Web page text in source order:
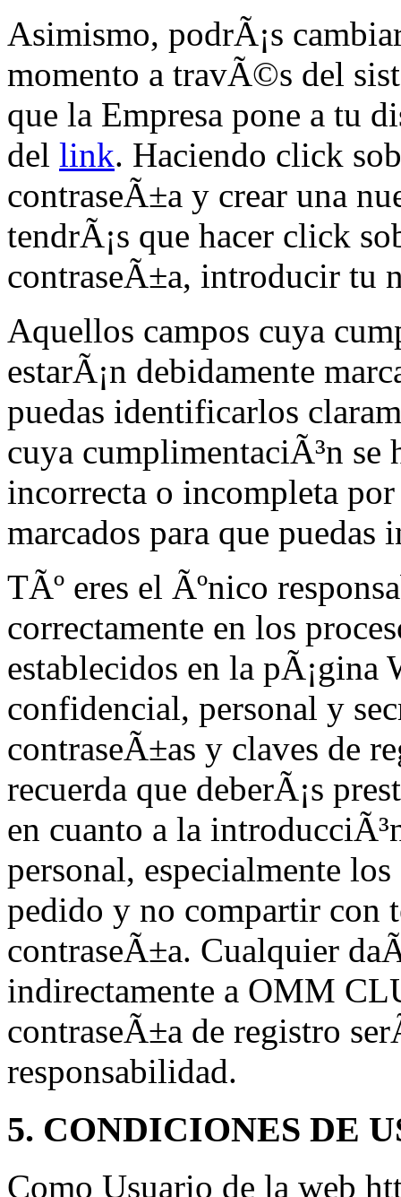
Asimismo, podrÃ¡s
momento a travÃ©s del
que la Empresa pone a tu
del link. Haciendo click
contraseÃ±a y crear una
tendrÃ¡s que hacer click
contraseÃ±a, introducir tu
Aquellos campos cuya
estarÃ¡n debidamente
puedas identificarlos
cuya cumplimentaciÃ³n se
incorrecta o incompleta
marcados para que
TÃº eres el Ãºnico
correctamente en los
establecidos en la pÃ¡gina
confidencial, personal y
contraseÃ±as y claves de
recuerda que deberÃ¡s
en cuanto a la
personal, especialmente
pedido y no compartir con
contraseÃ±a. Cualquier
indirectamente a OMM
contraseÃ±a de registro
responsabilidad.
5. CONDICIONES DE
Como Usuario de la web